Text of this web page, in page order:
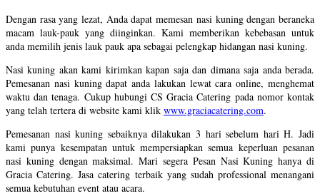
Dengan rasa yang lezat, Anda dapat memesan nasi kuning dengan beraneka
macam lauk-pauk yang diinginkan. Kami memberikan kebebasan untuk
anda memilih jenis lauk pauk apa sebagai pelengkap hidangan nasi kuning.
Nasi kuning akan kami kirimkan kapan saja dan dimana saja anda berada.
Pemesanan nasi kuning dapat anda lakukan lewat cara online, menghemat
waktu dan tenaga. Cukup hubungi CS Gracia Catering pada nomor kontak
yang telah tertera di website kami klik www.graciacatering.com.
Pemesanan nasi kuning sebaiknya dilakukan 3 hari sebelum hari H. Jadi
kami punya kesempatan untuk mempersiapkan semua keperluan pesanan
nasi kuning dengan maksimal. Mari segera Pesan Nasi Kuning hanya di
Gracia Catering. Jasa catering terbaik yang sudah professional menangani
semua kebutuhan event atau acara.